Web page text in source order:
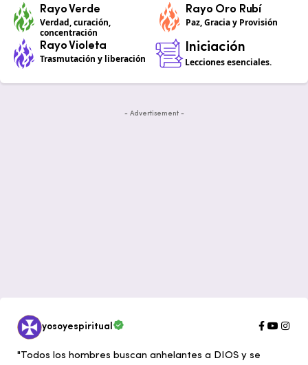
Rayo Verde
Verdad, curación,
concentración
Rayo Oro Rubí
Paz, Gracia y Provisión
Rayo Violeta
Trasmutación y liberación
Iniciación
Lecciones esenciales.
- Advertisement -
yosoyespiritual
"Todos los hombres buscan anhelantes a DIOS y se